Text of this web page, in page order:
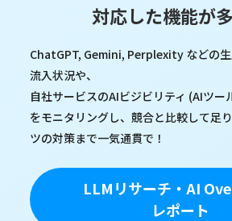
対応した機能が
LLMリサーチ・AI
レポート
ChatGPT, Gemini, Perplexity などの
流入状況や、
自社サービスのAIビジビリティ (AIツー
をモニタリングし、競合と比較して足
ツの対策まで一気通貫で！